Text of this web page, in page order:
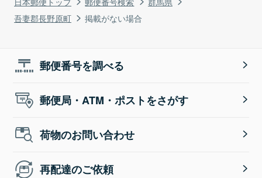
吾妻郡長野原町
掲載がない場合
郵便番号を調べる
郵便局・ATM・ポストをさがす
荷物のお問い合わせ
再配達のご依頼